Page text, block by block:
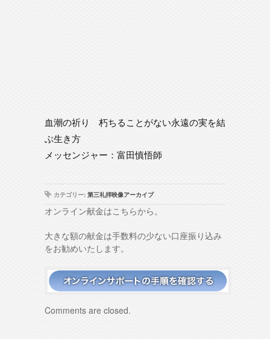
血潮の祈り 朽ちることがない永遠の実を結
ぶ生き方
メッセンジャー：富田慎悟師
カテゴリー: 第三礼拝映像アーカイブ
オンライン献金はこちらから。
大きな額の献金は手数料の少ない口座振り込み
をお勧めいたします。
Comments are closed.